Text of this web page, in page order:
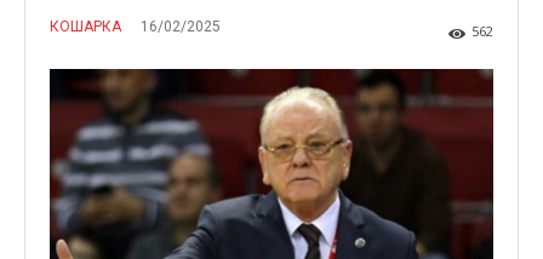
КОШАРКА 16/02/2025 562